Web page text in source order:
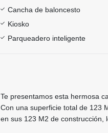
Cancha de baloncesto
Kiosko
Parqueadero inteligente
Te presentamos esta hermosa
Con una superficie total de 123
en sus 123 M2 de construcción,